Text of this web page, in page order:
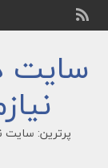
سایت
پرترین: سایت